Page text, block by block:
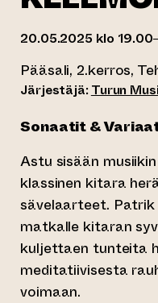
20.05.2025 klo
Pääsali, 2.kerros,
Järjestäjä: Turun
Sonaatit &
Astu sisään
klassinen kitara
sävelaarteet. Patrik
matkalle kitaran
kuljettaen tunteita
meditatiivisesta
voimaan.